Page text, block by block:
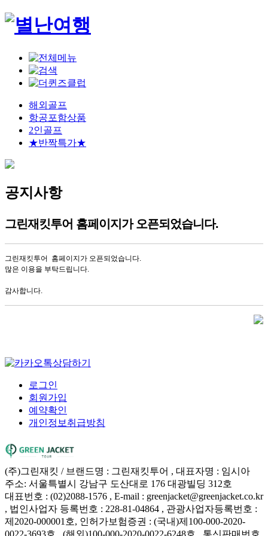
해외골프
항공포함상품
2인골프
★반짝특가★
공지사항
그린재킷투어 홈페이지가 오픈되었습니다.
그린재킷투어 홈페이지가 오픈되었습니다.
많은 이용을 부탁드립니다.
감사합니다.
로그인
회원가입
예약확인
개인정보취급방침
(주)그린재킷 / 브랜드명 : 그린재킷투어 , 대표자명 : 임시아
주소: 서울특별시 강남구 도산대로 176 대광빌딩 312호
대표번호 : (02)2088-1576 , E-mail : greenjacket@greenjacket.co.kr
, 법인사업자 등록번호 : 228-81-04864 , 관광사업자등록번호 :
제2020-000001호, 인허가보험증권 : (국내)제100-000-2020-
0022-3693호 , (해외)100-000-2020-0022-6248호 , 통신판매번호